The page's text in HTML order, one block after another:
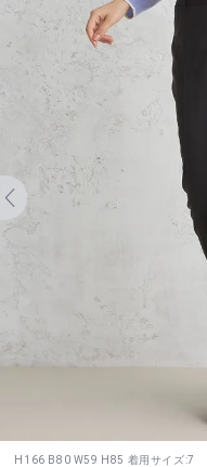
H166 B80 W59 H85 着用サイズ:7